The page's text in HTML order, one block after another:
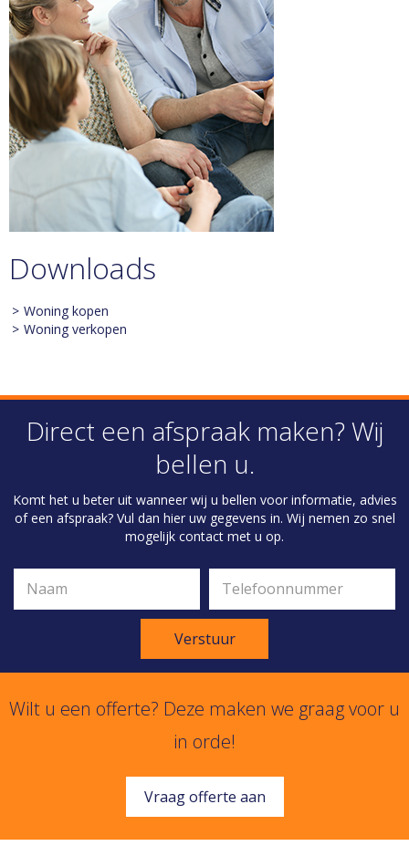
Downloads
Woning kopen
Woning verkopen
Direct een afspraak maken? Wij
bellen u.
Komt het u beter uit wanneer wij u bellen voor informatie, advies
of een afspraak? Vul dan hier uw gegevens in. Wij nemen zo snel
mogelijk contact met u op.
Verstuur
Wilt u een offerte? Deze maken we graag voor u
in orde!
Vraag offerte aan